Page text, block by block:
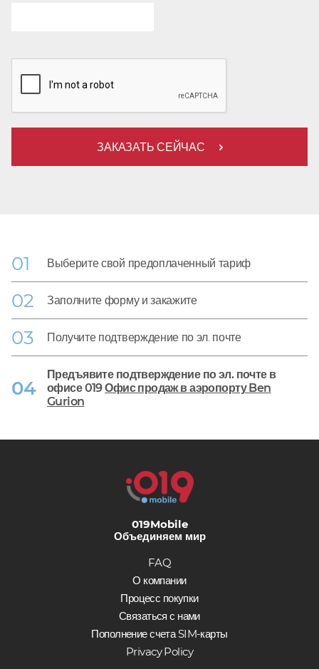
ЗАКАЗАТЬ СЕЙЧАС
Выберите свой предоплаченный тариф
Заполните форму и закажите
Получите подтверждение по эл. почте
Предъявите подтверждение по эл. почте в
офисе 019Офис продаж в аэропорту Ben
Gurion
019Mobile
Объединяем мир
FAQ
О компании
Процесс покупки
Связаться с нами
Пополнение счета SIM-карты
Privacy Policy